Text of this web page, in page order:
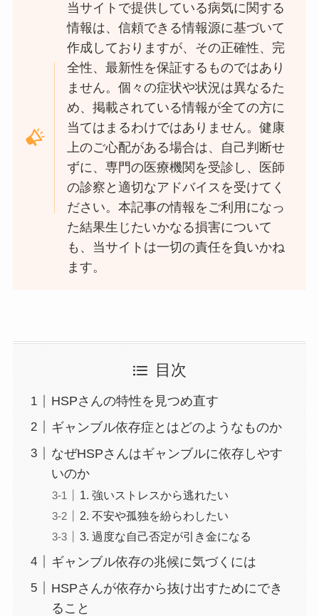
当サイトで提供している病気に関する
情報は、信頼できる情報源に基づいて
作成しておりますが、その正確性、完
全性、最新性を保証するものではあり
ません。個々の症状や状況は異なるた
め、掲載されている情報が全ての方に
当てはまるわけではありません。健康
上のご心配がある場合は、自己判断せ
ずに、専門の医療機関を受診し、医師
の診察と適切なアドバイスを受けてく
ださい。本記事の情報をご利用になっ
た結果生じたいかなる損害について
も、当サイトは一切の責任を負いかね
ます。
目次
HSPさんの特性を見つめ直す
ギャンブル依存症とはどのようなものか
なぜHSPさんはギャンブルに依存しやす
いのか
1. 強いストレスから逃れたい
2. 不安や孤独を紛らわしたい
3. 過度な自己否定が引き金になる
ギャンブル依存の兆候に気づくには
HSPさんが依存から抜け出すためにでき
ること